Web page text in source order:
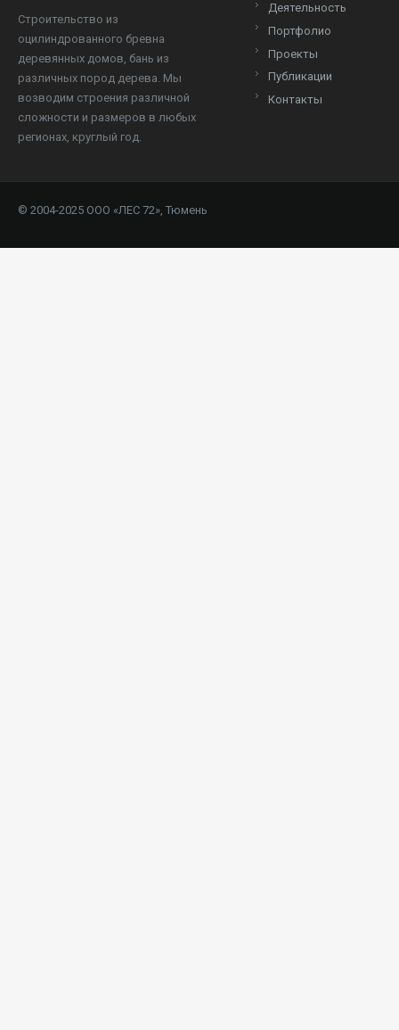
Cтроительство из
оцилиндрованного бревна
деревянных домов, бань из
различных пород дерева. Мы
возводим строения различной
сложности и размеров в любых
регионах, круглый год.
Деятельность
Портфолио
Проекты
Публикации
Контакты
© 2004-2025 ООО «ЛЕС 72», Тюмень